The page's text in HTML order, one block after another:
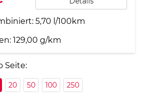
5,70 l/100km
129,00 g/km
Seite:
20 50 100 250